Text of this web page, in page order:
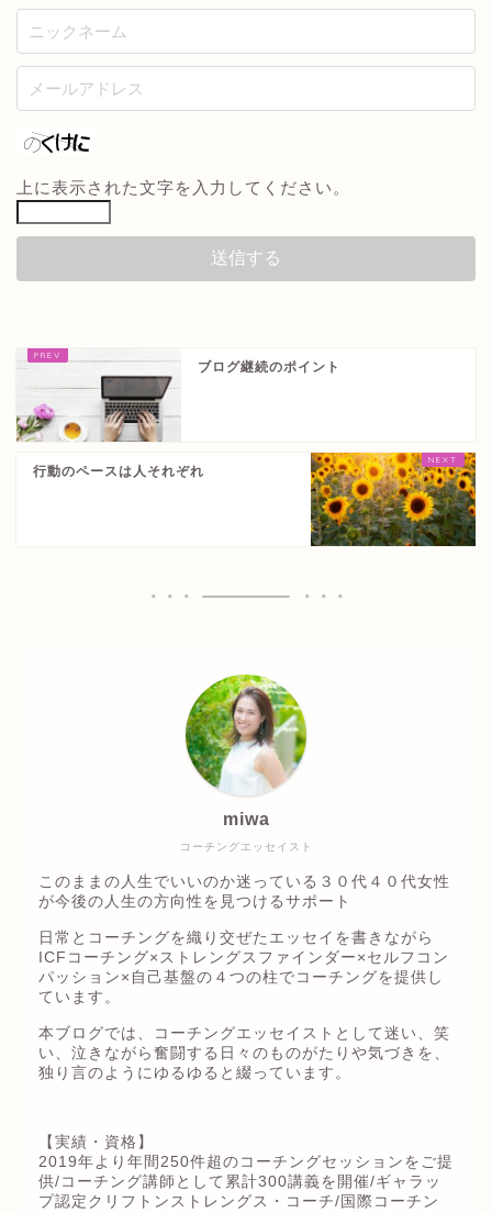
上に表示された文字を入力してください。
ブログ継続のポイント
行動のペースは人それぞれ
コーチングエッセイスト
miwa
このままの人生でいいのか迷っている３０代４０代女性
が今後の人生の方向性を見つけるサポート
日常とコーチングを織り交ぜたエッセイを書きながら
ICFコーチング×ストレングスファインダー×セルフコン
パッション×自己基盤の４つの柱でコーチングを提供し
ています。
本ブログでは、コーチングエッセイストとして迷い、笑
い、泣きながら奮闘する日々のものがたりや気づきを、
独り言のようにゆるゆると綴っています。
【実績・資格】
2019年より年間250件超のコーチングセッションをご提
供/コーチング講師として累計300講義を開催/ギャラッ
プ認定クリフトンストレングス・コーチ/国際コーチン